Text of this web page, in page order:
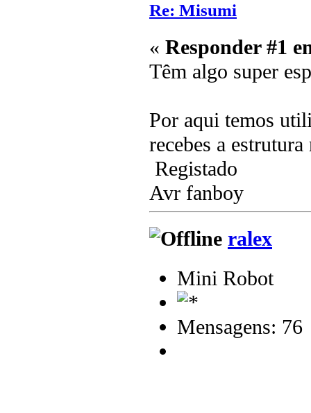
Re: Misumi
« Responder #1
Têm algo super
Por aqui temos
recebes a estrutura
Registado
Avr fanboy
ralex
Mini Robot
Mensagens: 76